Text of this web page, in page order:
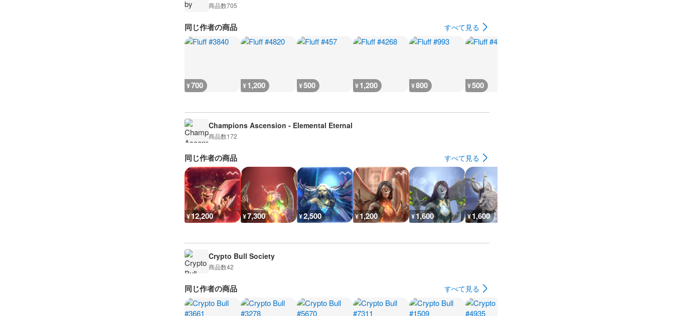
商品数705
同じ作者の商品 すべて見る
¥700 ¥1,200 ¥500 ¥1,200 ¥800 ¥500
Champions Ascension - Elemental Eternal
商品数172
同じ作者の商品 すべて見る
¥12,200 ¥7,300 ¥2,500 ¥1,200 ¥1,600 ¥1,600
Crypto Bull Society
商品数42
同じ作者の商品 すべて見る